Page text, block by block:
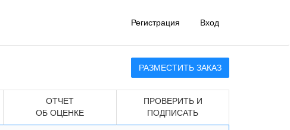
Регистрация Вход
РАЗМЕСТИТЬ ЗАКАЗ
ОТЧЕТ
ОБ ОЦЕНКЕ
ПРОВЕРИТЬ И
ПОДПИСАТЬ